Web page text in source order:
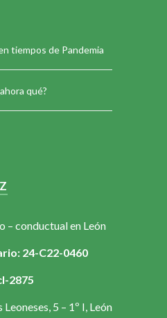
tiempos de Pandemia
qué?
– conductual en León
24-C22-0460
2875
5 – 1º I, León